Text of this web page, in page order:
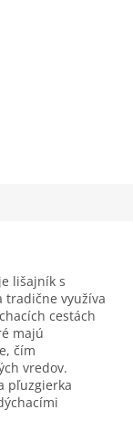
lišajník s
tradične využíva
cestách
majú
čím
vredov.
pľuzgierka